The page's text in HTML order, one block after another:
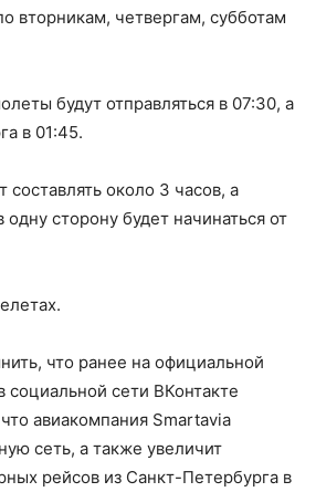
вторникам, четвергам, субботам
будут отправляться в 07:30, а
в 01:45.
составлять около 3 часов, а
сторону будет начинаться от
что ранее на официальной
социальной сети ВКонтакте
авиакомпания Smartavia
сеть, а также увеличит
рейсов из Санкт-Петербурга в